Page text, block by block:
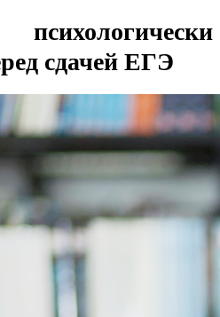
сдачей ЕГЭ